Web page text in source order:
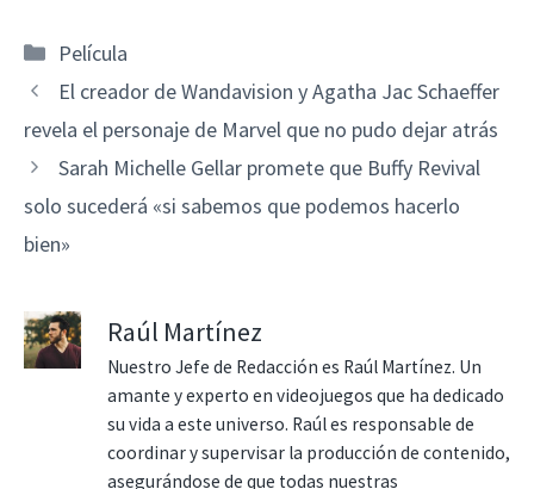
Categorías
Película
El creador de Wandavision y Agatha Jac Schaeffer
revela el personaje de Marvel que no pudo dejar atrás
Sarah Michelle Gellar promete que Buffy Revival
solo sucederá «si sabemos que podemos hacerlo
bien»
Raúl Martínez
Nuestro Jefe de Redacción es Raúl Martínez. Un
amante y experto en videojuegos que ha dedicado
su vida a este universo. Raúl es responsable de
coordinar y supervisar la producción de contenido,
asegurándose de que todas nuestras